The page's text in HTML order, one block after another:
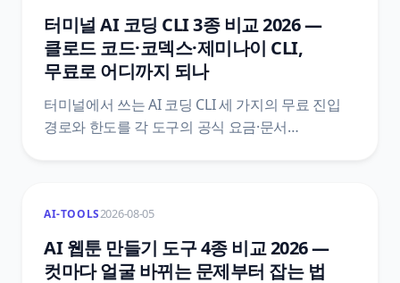
터미널 AI 코딩 CLI 3종 비교 2026 —
클로드 코드·코덱스·제미나이 CLI,
무료로 어디까지 되나
터미널에서 쓰는 AI 코딩 CLI 세 가지의 무료 진입
경로와 한도를 각 도구의 공식 요금·문서
숫자가 요금 표에 없으며, 제미나이 CLI의 개인 구글
로그인은 2026년 6월 18일에 닫혔어요. 설치
요건과 데이터 정책까지 함께 봤어요.
AI-TOOLS2026-08-05
AI 웹툰 만들기 도구 4종 비교 2026 —
컷마다 얼굴 바뀌는 문제부터 잡는 법